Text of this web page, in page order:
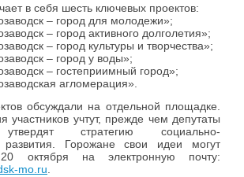
в себя шесть ключевых проектов:
– город для молодежи»;
– город активного долголетия»;
– город культуры и творчества»;
– город у воды»;
– гостеприимный город»;
агломерация».
обсуждали на отдельной площадке.
участников учтут, прежде чем депутаты
утвердят стратегию социально-
развития. Горожане свои идеи могут
октября на электронную почту:
mo.ru